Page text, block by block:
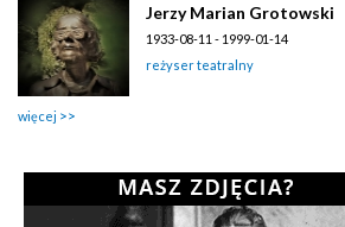
Jerzy Marian Grotowski
1933-08-11 - 1999-01-14
reżyser teatralny
więcej